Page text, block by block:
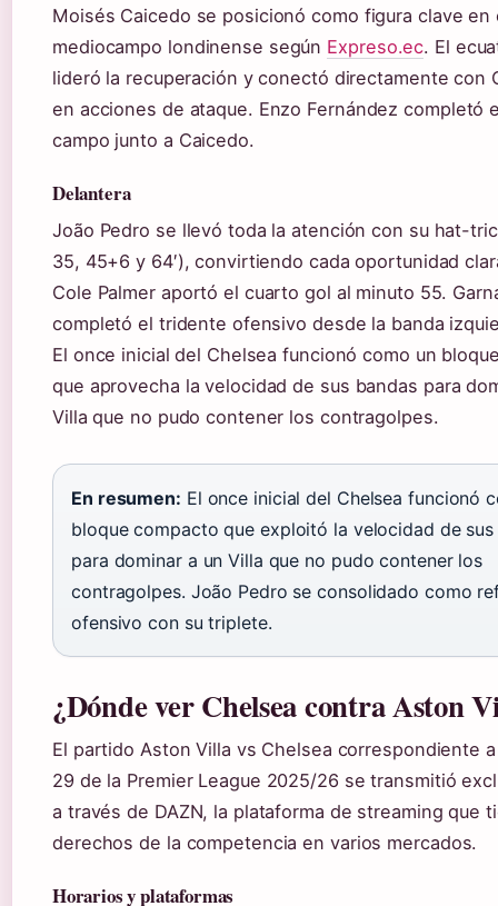
Moisés Caicedo se posicionó como figura clave en
mediocampo londinense según Expreso.ec. El
lideró la recuperación y conectó directamente con
en acciones de ataque. Enzo Fernández completó
campo junto a Caicedo.
Delantera
João Pedro se llevó toda la atención con su hat-
35, 45+6 y 64′), convirtiendo cada oportunidad
Cole Palmer aportó el cuarto gol al minuto 55.
completó el tridente ofensivo desde la banda
El once inicial del Chelsea funcionó como un
que aprovecha la velocidad de sus bandas para
Villa que no pudo contener los contragolpes.
En resumen: El once inicial del Chelsea funcionó
bloque compacto que exploitó la velocidad de sus
para dominar a un Villa que no pudo contener los
contragolpes. João Pedro se consolidado como
ofensivo con su triplete.
¿Dónde ver Chelsea contra Aston
El partido Aston Villa vs Chelsea correspondiente
29 de la Premier League 2025/26 se transmitió
a través de DAZN, la plataforma de streaming que
derechos de la competencia en varios mercados.
Horarios y plataformas